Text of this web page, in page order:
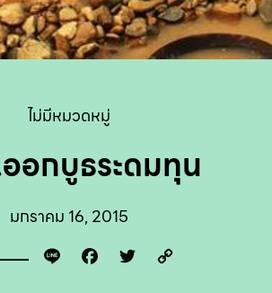
ไม่มีหมวดหมู่
อกบูธระดมทุน
มกราคม 16, 2015
Line Facebook
Twitter